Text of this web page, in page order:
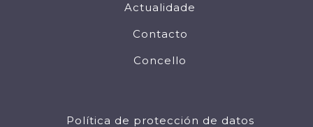
Actualidade
Contacto
Concello
Política de protección de datos